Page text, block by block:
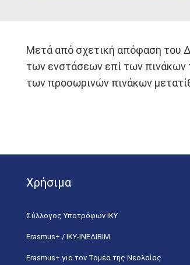
Μετά από σχετική απόφαση του
των ενστάσεων επί των πινάκων
των προσωρινών πινάκων
Χρήσιμα
Σύλλογος Υποτρόφων ΙΚΥ
Erasmus+ / ΙΚΥ-ΙΝΕΔΙΒΙΜ
Erasmus+ για τον Τομέα της Νεολαίας